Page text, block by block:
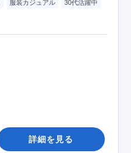
服装カジュアル 30代活躍中
詳細を見る